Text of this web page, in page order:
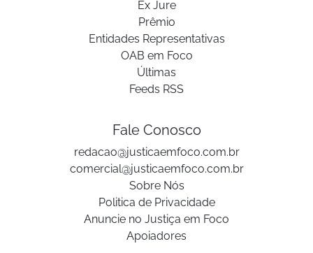
Ex Jure
Prêmio
Entidades Representativas
OAB em Foco
Últimas
Feeds RSS
Fale Conosco
redacao@justicaemfoco.com.br
comercial@justicaemfoco.com.br
Sobre Nós
Politica de Privacidade
Anuncie no Justiça em Foco
Apoiadores